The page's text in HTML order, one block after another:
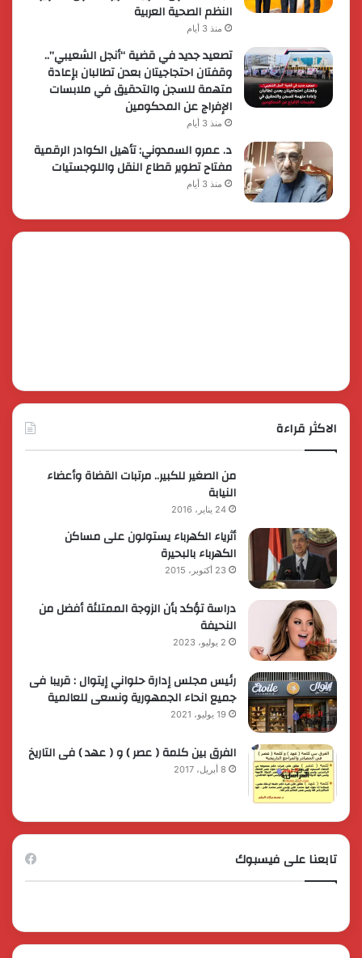
النظم الصحية العربية
منذ 3 أيام
تصعيد جديد في قضية “أنجل الشعيبي”..
وقفتان احتجاجيتان بعدن تطالبان بإعادة
متهمة للسجن والتحقيق في ملابسات
الإفراج عن المحكومين
منذ 3 أيام
د. عمرو السمدوني: تأهيل الكوادر الرقمية
مفتاح تطوير قطاع النقل واللوجستيات
منذ 3 أيام
الاكثر قراءة
من الصغير للكبير.. مرتبات القضاة وأعضاء
النيابة
24 يناير، 2016
أثرياء الكهرباء يستولون على مساكن
الكهرباء بالبحيرة
23 أكتوبر، 2015
دراسة تؤكد بأن الزوجة الممتلئة أفضل من
النحيفة
2 يوليو، 2023
رئيس مجلس إدارة حلواني إيتوال : قريبا فى
جميع انحاء الجمهورية ونسعى للعالمية
19 يوليو، 2021
الفرق بين كلمة ( عصر ) و ( عهد ) فى التاريخ
8 أبريل، 2017
تابعنا على فيسبوك